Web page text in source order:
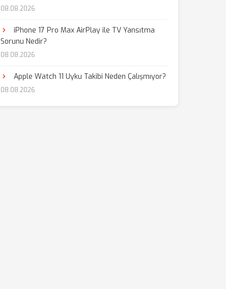
08.08.2026
iPhone 17 Pro Max AirPlay ile TV Yansıtma
Sorunu Nedir?
08.08.2026
Apple Watch 11 Uyku Takibi Neden Çalışmıyor?
08.08.2026